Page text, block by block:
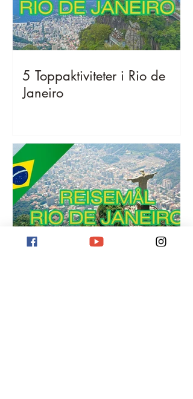
5 Toppaktiviteter i Rio de
Janeiro